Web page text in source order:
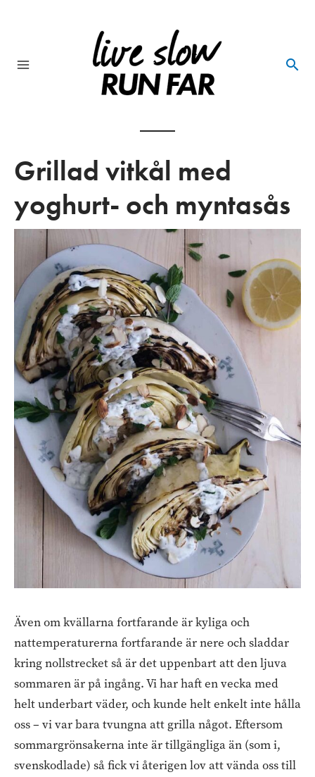
Grillad vitkål med
yoghurt- och myntasås
Även om kvällarna fortfarande är kyliga och
nattemperaturerna fortfarande är nere och sladdar
kring nollstrecket så är det uppenbart att den ljuva
sommaren är på ingång. Vi har haft en vecka med
helt underbart väder, och kunde helt enkelt inte hålla
oss – vi var bara tvungna att grilla något. Eftersom
sommargrönsakerna inte är tillgängliga än (som i,
svenskodlade) så fick vi återigen lov att vända oss till